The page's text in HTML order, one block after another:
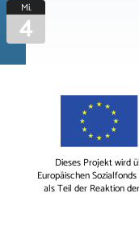
Mi.
4
Dieses Projekt wird
Europäischen
als Teil der Reaktion